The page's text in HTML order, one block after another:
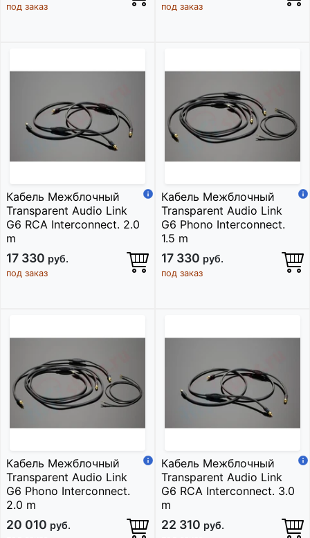
под заказ под заказ
Кабель Межблочный
Transparent Audio Link
G6 RCA Interconnect. 2.0
m
17 330 руб.
под заказ
Кабель Межблочный
Transparent Audio Link
G6 Phono Interconnect.
1.5 m
17 330 руб.
под заказ
Кабель Межблочный
Transparent Audio Link
G6 Phono Interconnect.
2.0 m
20 010 руб.
Кабель Межблочный
Transparent Audio Link
G6 RCA Interconnect. 3.0
m
22 310 руб.